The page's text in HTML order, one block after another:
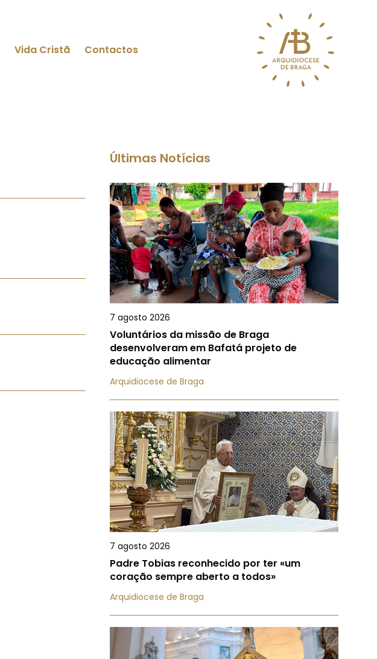
Vida Cristã Contactos
Últimas Notícias
7 agosto 2026
Voluntários da missão de Braga
desenvolveram em Bafatá projeto de
educação alimentar
Arquidiocese de Braga
7 agosto 2026
Padre Tobias reconhecido por ter «um
coração sempre aberto a todos»
Arquidiocese de Braga